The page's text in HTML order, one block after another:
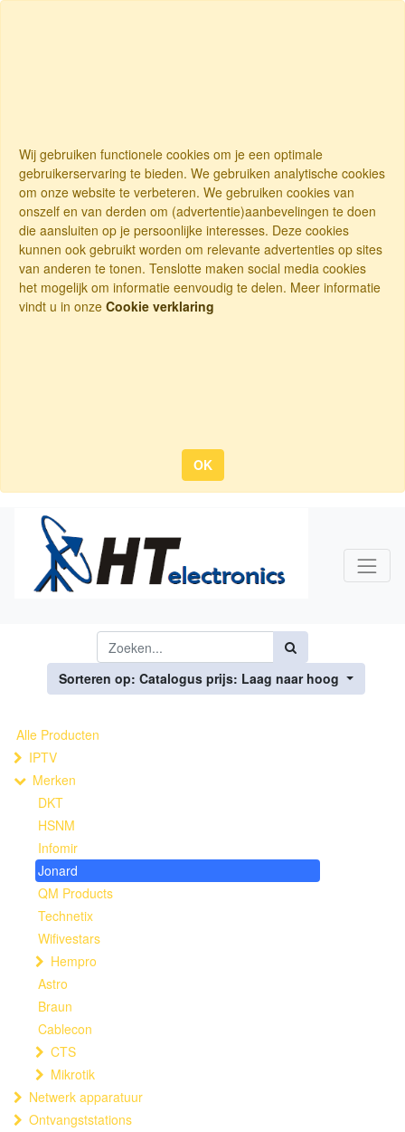
Wij gebruiken functionele cookies om je een optimale
gebruikerservaring te bieden. We gebruiken analytische cookies
om onze website te verbeteren. We gebruiken cookies van
onszelf en van derden om (advertentie)aanbevelingen te doen
die aansluiten op je persoonlijke interesses. Deze cookies
kunnen ook gebruikt worden om relevante advertenties op sites
van anderen te tonen. Tenslotte maken social media cookies
het mogelijk om informatie eenvoudig te delen. Meer informatie
vindt u in onze Cookie verklaring
OK
Sorteren op: Catalogus prijs: Laag naar hoog
Alle Producten
IPTV
Merken
DKT
HSNM
Infomir
Jonard
QM Products
Technetix
Wifivestars
Hempro
Astro
Braun
Cablecon
CTS
Mikrotik
Netwerk apparatuur
Ontvangststations